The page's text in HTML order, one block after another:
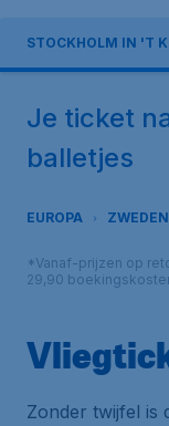
STOCKHOLM IN 'T
Je ticket
balletjes
EUROPA ZWEDEN
*Vanaf-prijzen op
29,90
Zonder twijfel is